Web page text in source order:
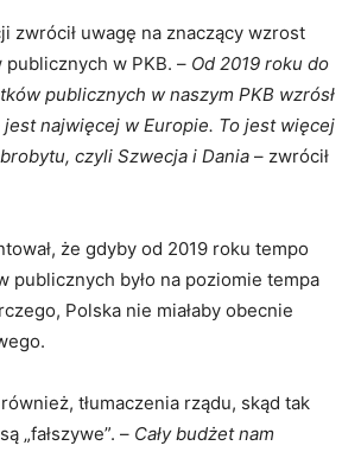
zwrócił uwagę na znaczący wzrost
publicznych w PKB. – Od 2019 roku do
publicznych w naszym PKB wzrósł
jest najwięcej w Europie. To jest więcej
czyli Szwecja i Dania – zwrócił
że gdyby od 2019 roku tempo
publicznych było na poziomie tempa
Polska nie miałaby obecnie
tłumaczenia rządu, skąd tak
„fałszywe”. – Cały budżet nam